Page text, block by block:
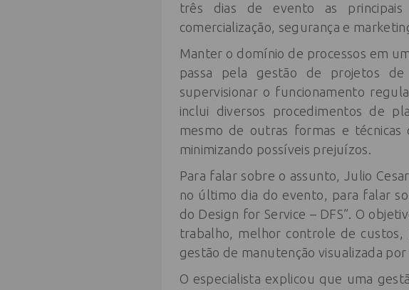
três dias de evento as principais
comercialização, segurança e
Manter o domínio de processos em
passa pela gestão de projetos de
supervisionar o funcionamento
inclui diversos procedimentos de
mesmo de outras formas e
minimizando possíveis prejuízos.
Para falar sobre o assunto, Julio
no último dia do evento, para falar
do Design for Service – DFS”. O
trabalho, melhor controle de custos,
gestão de manutenção visualizada
O especialista explicou que uma